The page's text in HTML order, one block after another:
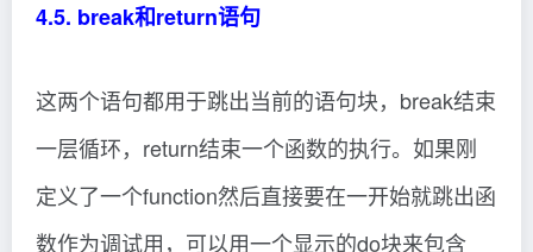
4.5. break和return语句
这两个语句都用于跳出当前的语句块，break结束
一层循环，return结束一个函数的执行。如果刚
定义了一个function然后直接要在一开始就跳出函
数作为调试用，可以用一个显示的do块来包含